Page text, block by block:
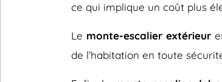
ce qui implique un coût plus
Le monte-escalier extérieur
de l’habitation en toute